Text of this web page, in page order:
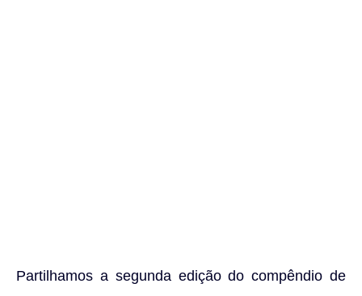
Partilhamos a segunda edição do compêndio de